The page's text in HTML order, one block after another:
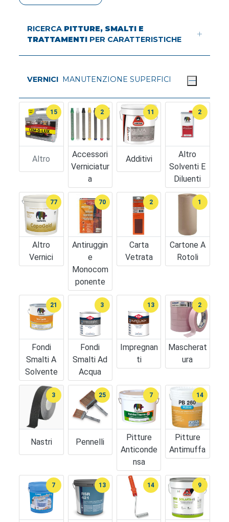
RICERCA PITTURE, SMALTI E
TRATTAMENTI PER CARATTERISTICHE
VERNICI MANUTENZIONE SUPERFICI
Altro
15
Accessori
Verniciatur
A
2
Additivi
11
Altro
Solventi E
Diluenti
2
Altro
Vernici
77
Antiruggin
E
Monocom
Ponente
70
Carta
Vetrata
2
Cartone A
Rotoli
1
Fondi
Smalti A
Solvente
21
Fondi
Smalti Ad
Acqua
3
Impregnan
Ti
13
Mascherat
Ura
2
Nastri
3
Pennelli
25
Pitture
Anticonde
Nsa
7
Pitture
Antimuffa
14
7 13 14 9